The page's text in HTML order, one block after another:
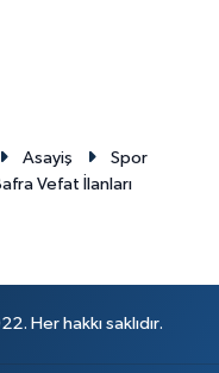
Asayiş
Spor
Vefat İlanları
Her hakkı saklıdır.